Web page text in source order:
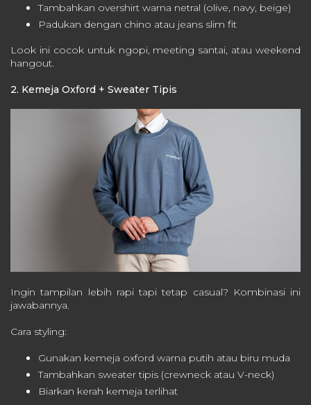
Tambahkan overshirt warna netral (olive, navy, beige)
Padukan dengan chino atau jeans slim fit
Look ini cocok untuk ngopi, meeting santai, atau weekend
hangout.
2. Kemeja Oxford + Sweater Tipis
Ingin tampilan lebih rapi tapi tetap casual? Kombinasi ini
jawabannya.
Cara styling:
Gunakan kemeja oxford warna putih atau biru muda
Tambahkan sweater tipis (crewneck atau V-neck)
Biarkan kerah kemeja terlihat